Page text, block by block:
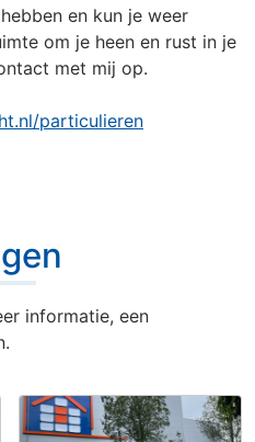
en kun je weer
om je heen en rust in je
met mij op.
particulieren
informatie, een